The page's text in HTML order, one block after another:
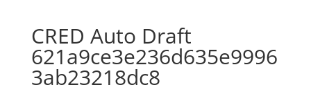
CRED Auto Draft
621a9ce3e236d635e9996
3ab23218dc8